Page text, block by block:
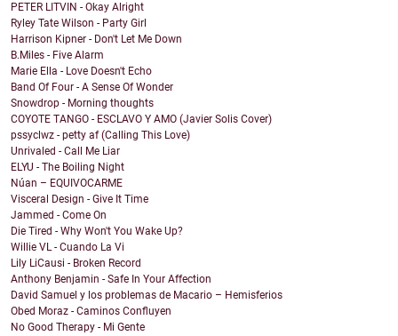
PETER LITVIN - Okay Alright
Ryley Tate Wilson - Party Girl
Harrison Kipner - Don't Let Me Down
B.Miles - Five Alarm
Marie Ella - Love Doesn't Echo
Band Of Four - A Sense Of Wonder
Snowdrop - Morning thoughts
COYOTE TANGO - ESCLAVO Y AMO (Javier Solis Cover)
pssyclwz - petty af (Calling This Love)
Unrivaled - Call Me Liar
ELYU - The Boiling Night
Núan – EQUIVOCARME
Visceral Design - Give It Time
Jammed - Come On
Die Tired - Why Won't You Wake Up?
Willie VL - Cuando La Vi
Lily LiCausi - Broken Record
Anthony Benjamin - Safe In Your Affection
David Samuel y los problemas de Macario – Hemisferios
Obed Moraz - Caminos Confluyen
No Good Therapy - Mi Gente